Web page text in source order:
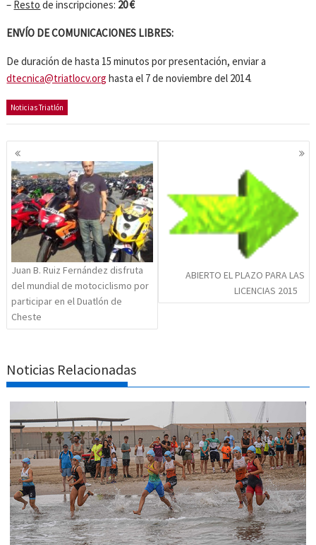
– Resto de inscripciones: 20 €
ENVÍO DE COMUNICACIONES LIBRES:
De duración de hasta 15 minutos por presentación, enviar a
dtecnica@triatlocv.org hasta el 7 de noviembre del 2014.
Noticias Triatlón
Navegación
de
entradas
Juan B. Ruiz Fernández disfruta
del mundial de motociclismo por
participar en el Duatlón de
Cheste
ABIERTO EL PLAZO PARA LAS
LICENCIAS 2015
Noticias Relacionadas